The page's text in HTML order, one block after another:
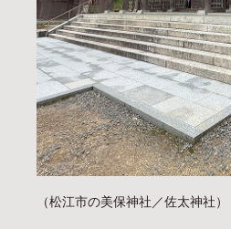
（松江市の美保神社／佐太神社）